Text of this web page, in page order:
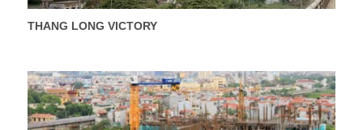
THANG LONG VICTORY